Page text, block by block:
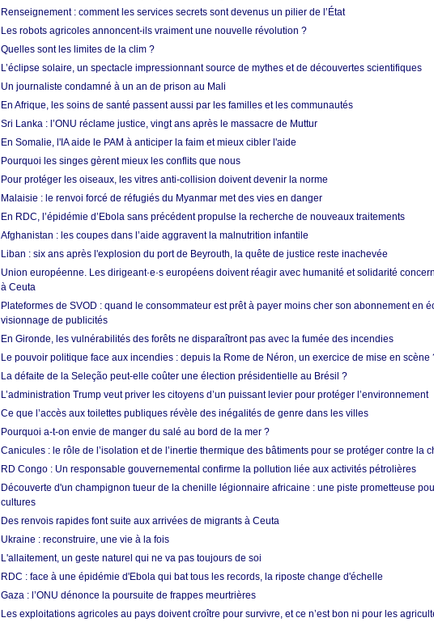
Renseignement : comment les services secrets sont devenus un pilier de l’État
Les robots agricoles annoncent-ils vraiment une nouvelle révolution ?
Quelles sont les limites de la clim ?
L’éclipse solaire, un spectacle impressionnant source de mythes et de découvertes scientifiques
Un journaliste condamné à un an de prison au Mali
En Afrique, les soins de santé passent aussi par les familles et les communautés
Sri Lanka : l’ONU réclame justice, vingt ans après le massacre de Muttur
En Somalie, l'IA aide le PAM à anticiper la faim et mieux cibler l'aide
Pourquoi les singes gèrent mieux les conflits que nous
Pour protéger les oiseaux, les vitres anti-collision doivent devenir la norme
Malaisie : le renvoi forcé de réfugiés du Myanmar met des vies en danger
En RDC, l’épidémie d’Ebola sans précédent propulse la recherche de nouveaux traitements
Afghanistan : les coupes dans l’aide aggravent la malnutrition infantile
Liban : six ans après l'explosion du port de Beyrouth, la quête de justice reste inachevée
Union européenne. Les dirigeant·e·s européens doivent réagir avec humanité et solidarité
à Ceuta
Plateformes de SVOD : quand le consommateur est prêt à payer moins cher son abonnement en
visionnage de publicités
En Gironde, les vulnérabilités des forêts ne disparaîtront pas avec la fumée des incendies
Le pouvoir politique face aux incendies : depuis la Rome de Néron, un exercice de mise en scène
La défaite de la Seleção peut-elle coûter une élection présidentielle au Brésil ?
L’administration Trump veut priver les citoyens d’un puissant levier pour protéger l’environnement
Ce que l’accès aux toilettes publiques révèle des inégalités de genre dans les villes
Pourquoi a-t-on envie de manger du salé au bord de la mer ?
Canicules : le rôle de l’isolation et de l’inertie thermique des bâtiments pour se protéger contre la
RD Congo : Un responsable gouvernemental confirme la pollution liée aux activités pétrolières
Découverte d'un champignon tueur de la chenille légionnaire africaine : une piste prometteuse
cultures
Des renvois rapides font suite aux arrivées de migrants à Ceuta
Ukraine : reconstruire, une vie à la fois
L'allaitement, un geste naturel qui ne va pas toujours de soi
RDC : face à une épidémie d'Ebola qui bat tous les records, la riposte change d'échelle
Gaza : l’ONU dénonce la poursuite de frappes meurtrières
Les exploitations agricoles au pays doivent croître pour survivre, et ce n’est bon ni pour les